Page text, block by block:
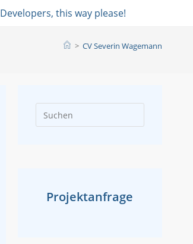
Developers, this way please!
> CV Severin Wagemann
Escape
Projektanfrage